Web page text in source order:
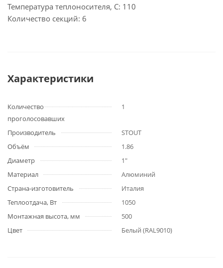
Температура теплоносителя, С: 110
Количество секций: 6
Характеристики
Количество
проголосовавших
1
Производитель
STOUT
Объём
1.86
Диаметр
1"
Материал
Алюминий
Страна-изготовитель
Италия
Теплоотдача, Вт
1050
Монтажная высота, мм
500
Цвет
Белый (RAL9010)